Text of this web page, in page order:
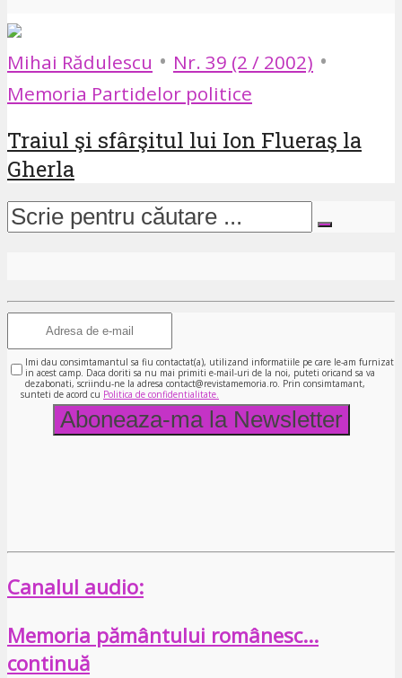
Mihai Rădulescu • Nr. 39 (2 / 2002) •
Memoria Partidelor politice
Traiul şi sfârşitul lui Ion Flueraş la
Gherla
Imi dau consimtamantul sa fiu contactat(a), utilizand informatiile pe care le-am furnizat
in acest camp. Daca doriti sa nu mai primiti e-mail-uri de la noi, puteti oricand sa va
dezabonati, scriindu-ne la adresa contact@revistamemoria.ro. Prin consimtamant,
sunteti de acord cu Politica de confidentialitate.
Canalul audio:
Memoria pământului românesc…
continuă